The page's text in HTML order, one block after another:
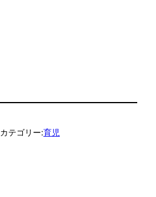
カテゴリー:育児